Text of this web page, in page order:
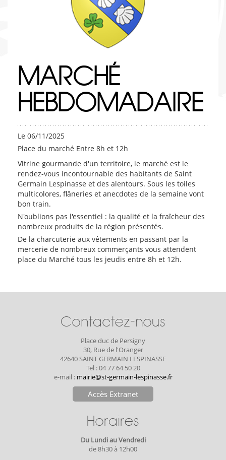
MARCHÉ
HEBDOMADAIRE
Le 06/11/2025
Place du marché Entre 8h et 12h
Vitrine gourmande d'un territoire, le marché est le
rendez-vous incontournable des habitants de Saint
Germain Lespinasse et des alentours. Sous les toiles
multicolores, flâneries et anecdotes de la semaine vont
bon train.
N'oublions pas l'essentiel : la qualité et la fraîcheur des
nombreux produits de la région présentés.
De la charcuterie aux vêtements en passant par la
mercerie de nombreux commerçants vous attendent
place du Marché tous les jeudis entre 8h et 12h.
Contactez-nous
Place duc de Persigny
30, Rue de l'Oranger
42640 SAINT GERMAIN LESPINASSE
Tel : 04 77 64 50 20
e-mail : mairie@st-germain-lespinasse.fr
Accès Extranet
Horaires
Du Lundi au Vendredi
de 8h30 à 12h00